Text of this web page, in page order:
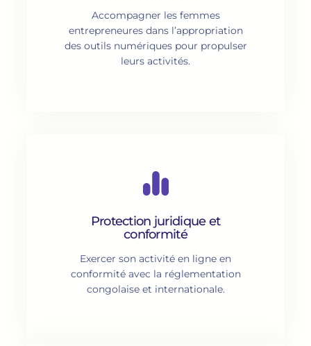
Accompagner les femmes
entrepreneures dans l’appropriation
des outils numériques pour propulser
leurs activités.
Protection juridique et
conformité
Exercer son activité en ligne en
conformité avec la réglementation
congolaise et internationale.